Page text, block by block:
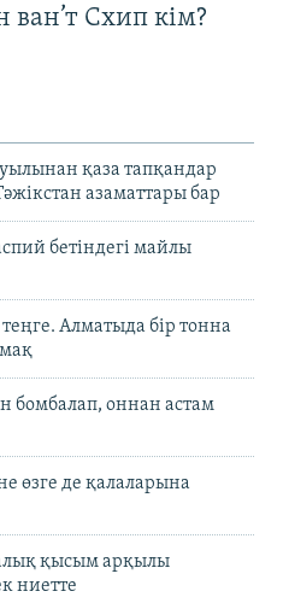
ван’т Схип кім?
қаза тапқандар
азаматтары бар
бетіндегі майлы
Алматыда бір тонна
бомбалап, оннан астам
өзге де қалаларына
қысым арқылы
ниетте